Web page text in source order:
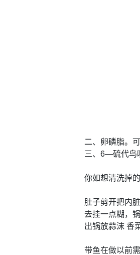
二、卵磷脂。
三、6—硫代鸟
你如想清洗掉
肚子剪开把内
去挂一点糊，
出锅放蒜沫 香
带鱼在做以前